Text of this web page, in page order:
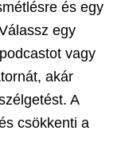
és egy
egy
vagy
akár
A
csökkenti a